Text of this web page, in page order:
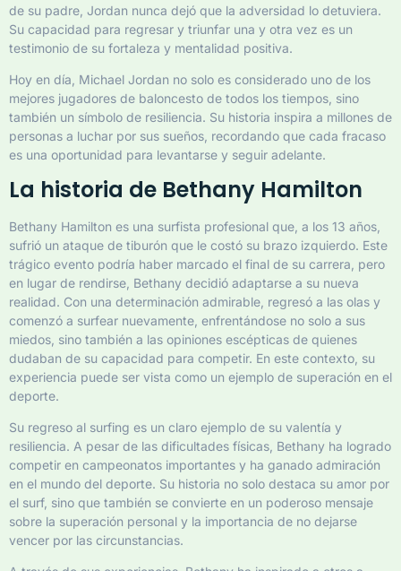
de su padre, Jordan nunca dejó que la adversidad lo detuviera.
Su capacidad para regresar y triunfar una y otra vez es un
testimonio de su fortaleza y mentalidad positiva.
Hoy en día, Michael Jordan no solo es considerado uno de los
mejores jugadores de baloncesto de todos los tiempos, sino
también un símbolo de resiliencia. Su historia inspira a millones de
personas a luchar por sus sueños, recordando que cada fracaso
es una oportunidad para levantarse y seguir adelante.
La historia de Bethany Hamilton
Bethany Hamilton es una surfista profesional que, a los 13 años,
sufrió un ataque de tiburón que le costó su brazo izquierdo. Este
trágico evento podría haber marcado el final de su carrera, pero
en lugar de rendirse, Bethany decidió adaptarse a su nueva
realidad. Con una determinación admirable, regresó a las olas y
comenzó a surfear nuevamente, enfrentándose no solo a sus
miedos, sino también a las opiniones escépticas de quienes
dudaban de su capacidad para competir. En este contexto, su
experiencia puede ser vista como un ejemplo de superación en el
deporte.
Su regreso al surfing es un claro ejemplo de su valentía y
resiliencia. A pesar de las dificultades físicas, Bethany ha logrado
competir en campeonatos importantes y ha ganado admiración
en el mundo del deporte. Su historia no solo destaca su amor por
el surf, sino que también se convierte en un poderoso mensaje
sobre la superación personal y la importancia de no dejarse
vencer por las circunstancias.